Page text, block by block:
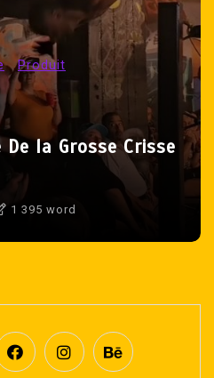
Lutte Québécoise
de Montréal
la retraite à Mystery
0 1 303 word